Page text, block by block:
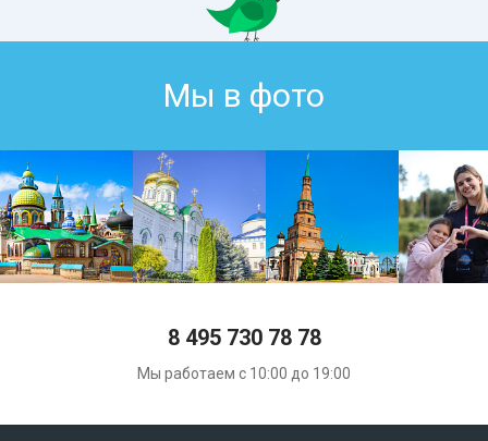
Мы в фото
8 495 730 78 78
Мы работаем с 10:00 до 19:00